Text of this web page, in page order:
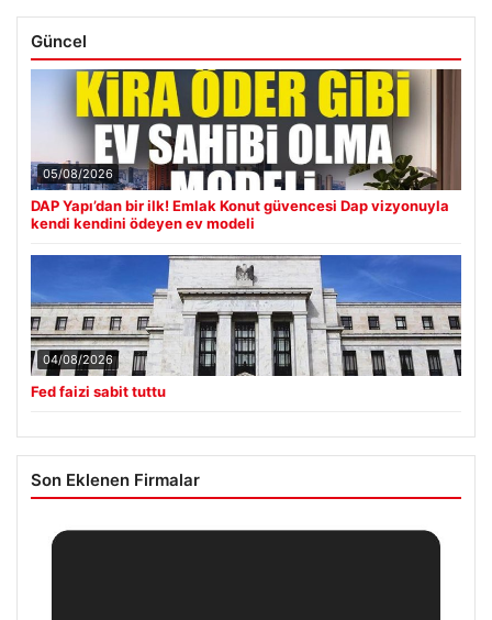
Güncel
05/08/2026
DAP Yapı’dan bir ilk! Emlak Konut güvencesi Dap vizyonuyla
kendi kendini ödeyen ev modeli
04/08/2026
Fed faizi sabit tuttu
Son Eklenen Firmalar